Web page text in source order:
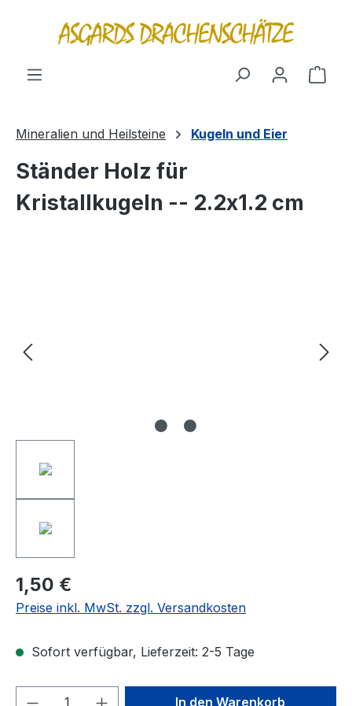
springen
Mineralien und Heilsteine Kugeln und Eier
Ständer Holz für
Kristallkugeln -- 2.2x1.2 cm
1,50 €
Preise inkl. MwSt. zzgl. Versandkosten
Sofort verfügbar, Lieferzeit: 2-5 Tage
Produkt Anzahl: Gib denIn den Warenkorb